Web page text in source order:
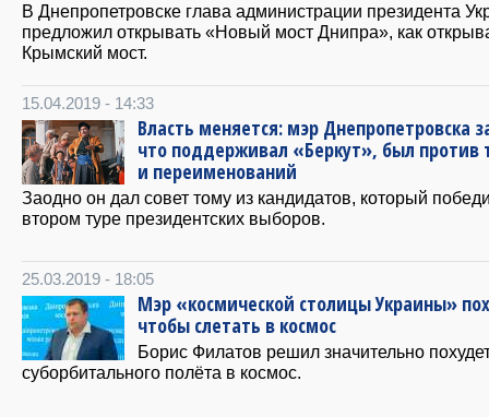
В Днепропетровске глава администрации президента
предложил открывать «Новый мост Днипра», как
Крымский мост.
15.04.2019 - 14:33
Власть меняется: мэр Днепропетровска
что поддерживал «Беркут», был против
и переименований
Заодно он дал совет тому из кандидатов, который
втором туре президентских выборов.
25.03.2019 - 18:05
Мэр «космической столицы Украины»
чтобы слетать в космос
Борис Филатов решил значительно
суборбитального полёта в космос.